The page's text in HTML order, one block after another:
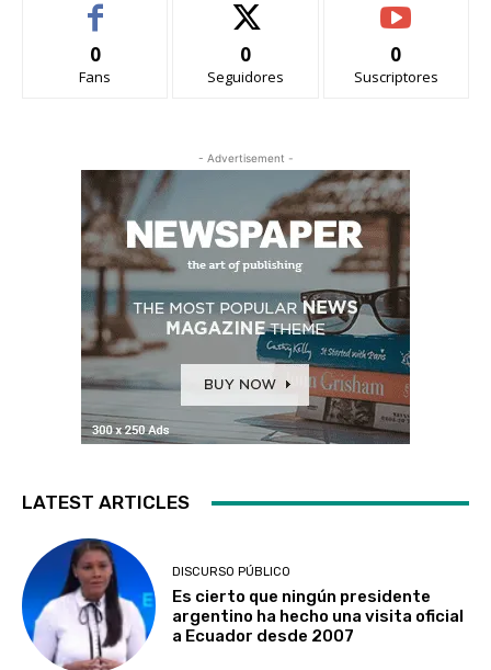
0
Fans
0
Seguidores
0
Suscriptores
- Advertisement -
LATEST ARTICLES
DISCURSO PÚBLICO
Es cierto que ningún presidente
argentino ha hecho una visita oficial
a Ecuador desde 2007